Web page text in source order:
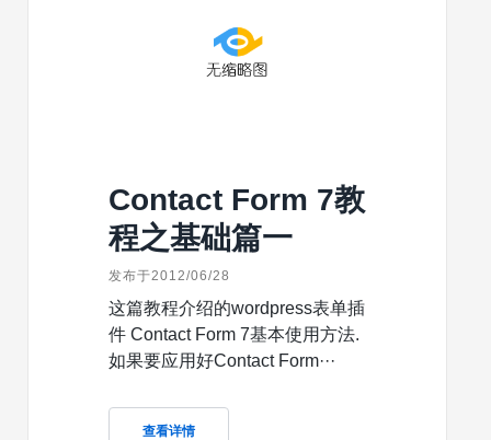
Contact Form 7教
程之基础篇一
发布于2012/06/28
这篇教程介绍的wordpress表单插
件 Contact Form 7基本使用方法.
如果要应用好Contact Form···
查看详情